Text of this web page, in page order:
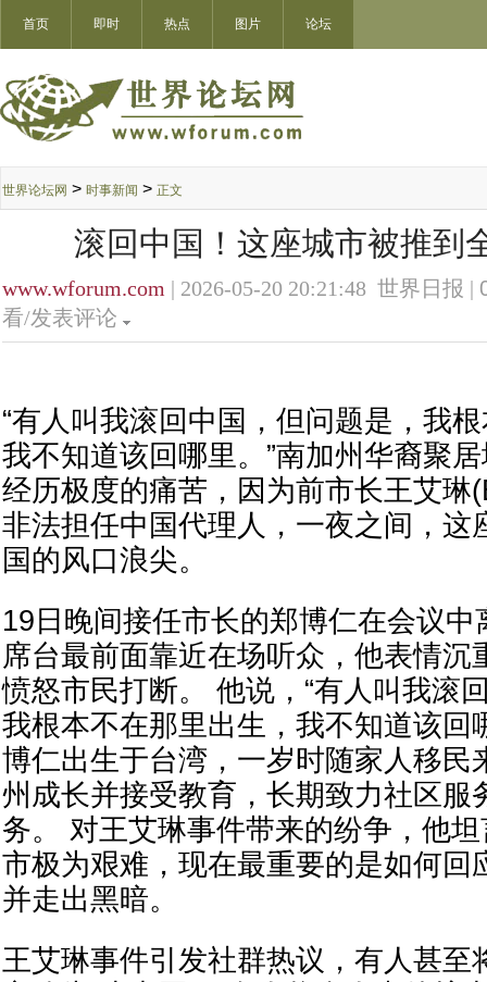
首页 即时 热点 图片 论坛
世界论坛网 > 时事新闻 > 正文
滚回中国！这座城市被推到
www.wforum.com | 2026-05-20 20:21:48 世界日报 |
看/发表评论
“有人叫我滚回中国，但问题是，我
我不知道该回哪里。”南加州华裔聚
经历极度的痛苦，因为前市长王艾琳
非法担任中国代理人，一夜之间，这
国的风口浪尖。
19日晚间接任市长的郑博仁在会议
席台最前面靠近在场听众，他表情沉
愤怒市民打断。 他说，“有人叫我滚
我根本不在那里出生，我不知道该回
博仁出生于台湾，一岁时随家人移民
州成长并接受教育，长期致力社区服
务。 对王艾琳事件带来的纷争，他
市极为艰难，现在最重要的是如何回
并走出黑暗。
王艾琳事件引发社群热议，有人甚至